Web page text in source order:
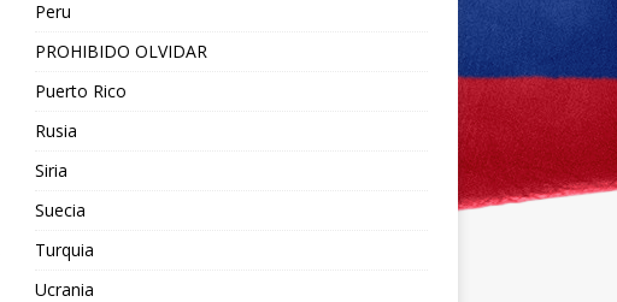
Peru
PROHIBIDO OLVIDAR
Puerto Rico
Rusia
Siria
Suecia
Turquia
Ucrania